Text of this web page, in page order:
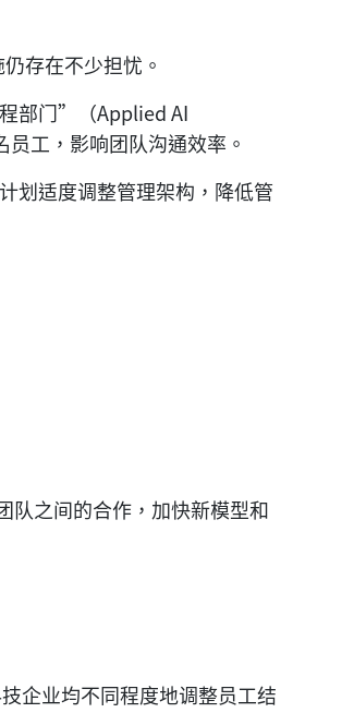
存在不少担忧。
部门”（Applied AI
工，影响团队沟通效率。
划适度调整管理架构，降低管
队之间的合作，加快新模型和
企业均不同程度地调整员工结